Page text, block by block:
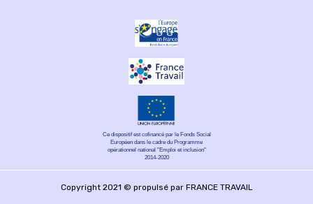
Ce dispositif est cofinancé par le Fonds Social
Européen dans le cadre du Programme
opérationnel national "Emploi et inclusion"
2014-2020
Copyright 2021 © propulsé par FRANCE TRAVAIL